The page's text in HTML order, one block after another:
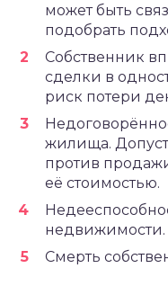
может быть
подобрать
Собственник
сделки в
риск потери
жилища.
против
её стоимостью.
недвижимости.
Смерть